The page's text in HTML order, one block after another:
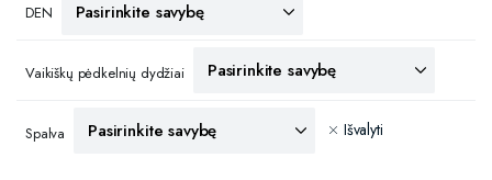
DEN
Vaikiškų pėdkelnių dydžiai
Spalva Išvalyti